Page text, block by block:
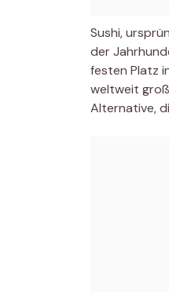
Sushi,
der
festen Platz
weltweit
Alternative,